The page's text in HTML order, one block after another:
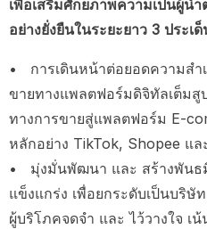
เพื่อเสริมศักยภาพความเป็นผู้น
อย่างยั่งยืนในระยะยาว 3 ประเ
• การเดินหน้าต่อยอดความสำ
ขายทางแพลตฟอร์มดิจิทัลเต็มสู
ทางการขายสู่แพลตฟอร์ม E-
หลักอย่าง TikTok, Shopee แล
• มุ่งมั่นพัฒนา และ สร้างพันธ
แข็งแกร่ง เพื่อยกระดับเป็นบริษั
ผู้บริโภคจดจำ และ ไว้วางใจ